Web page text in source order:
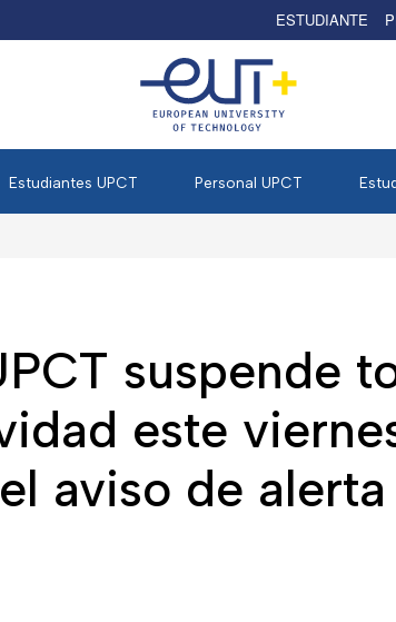
ESTUDIANTE
Estudiantes UPCT Personal UPCT
suspende
este
aviso de alerta